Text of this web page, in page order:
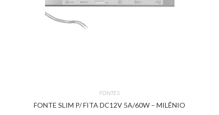
FONTES
FONTE SLIM P/ FITA DC12V 5A/60W – MILÊNIO